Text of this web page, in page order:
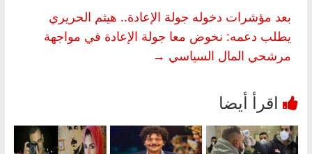
بعد مؤشرات دخوله جولة الإعادة.. هيثم الحريري
يطلب دعمه: نخوض معا جولة الإعادة في مواجهة
مرشحي المال السياسي →